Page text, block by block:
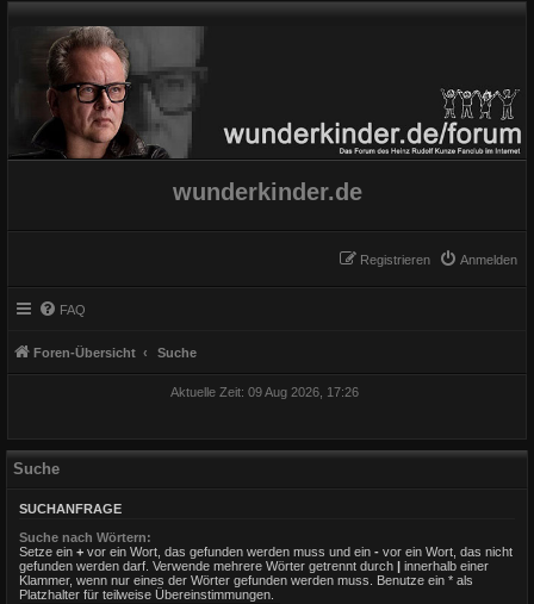
wunderkinder.de
Anmelden
Registrieren
FAQ
Foren-Übersicht Suche
Aktuelle Zeit: 09 Aug 2026, 17:26
Suche
SUCHANFRAGE
Suche nach Wörtern:
Setze ein + vor ein Wort, das gefunden werden muss und ein - vor ein Wort, das nicht
gefunden werden darf. Verwende mehrere Wörter getrennt durch | innerhalb einer
Klammer, wenn nur eines der Wörter gefunden werden muss. Benutze ein * als
Platzhalter für teilweise Übereinstimmungen.